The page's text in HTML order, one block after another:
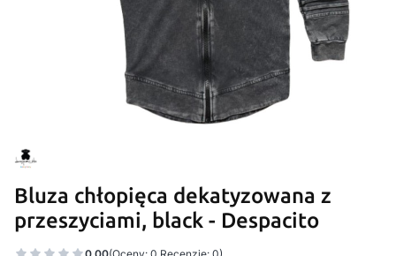
Bluza chłopięca dekatyzowana z
przeszyciami, black - Despacito
0.00(Oceny: 0 Recenzje: 0)